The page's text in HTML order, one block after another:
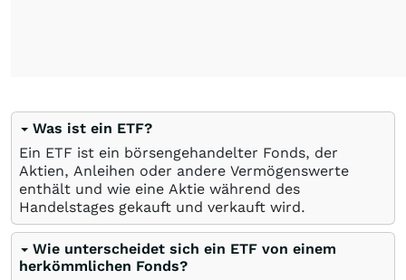
Was ist ein ETF?
Ein ETF ist ein börsengehandelter Fonds, der
Aktien, Anleihen oder andere Vermögenswerte
enthält und wie eine Aktie während des
Handelstages gekauft und verkauft wird.
Wie unterscheidet sich ein ETF von einem
herkömmlichen Fonds?